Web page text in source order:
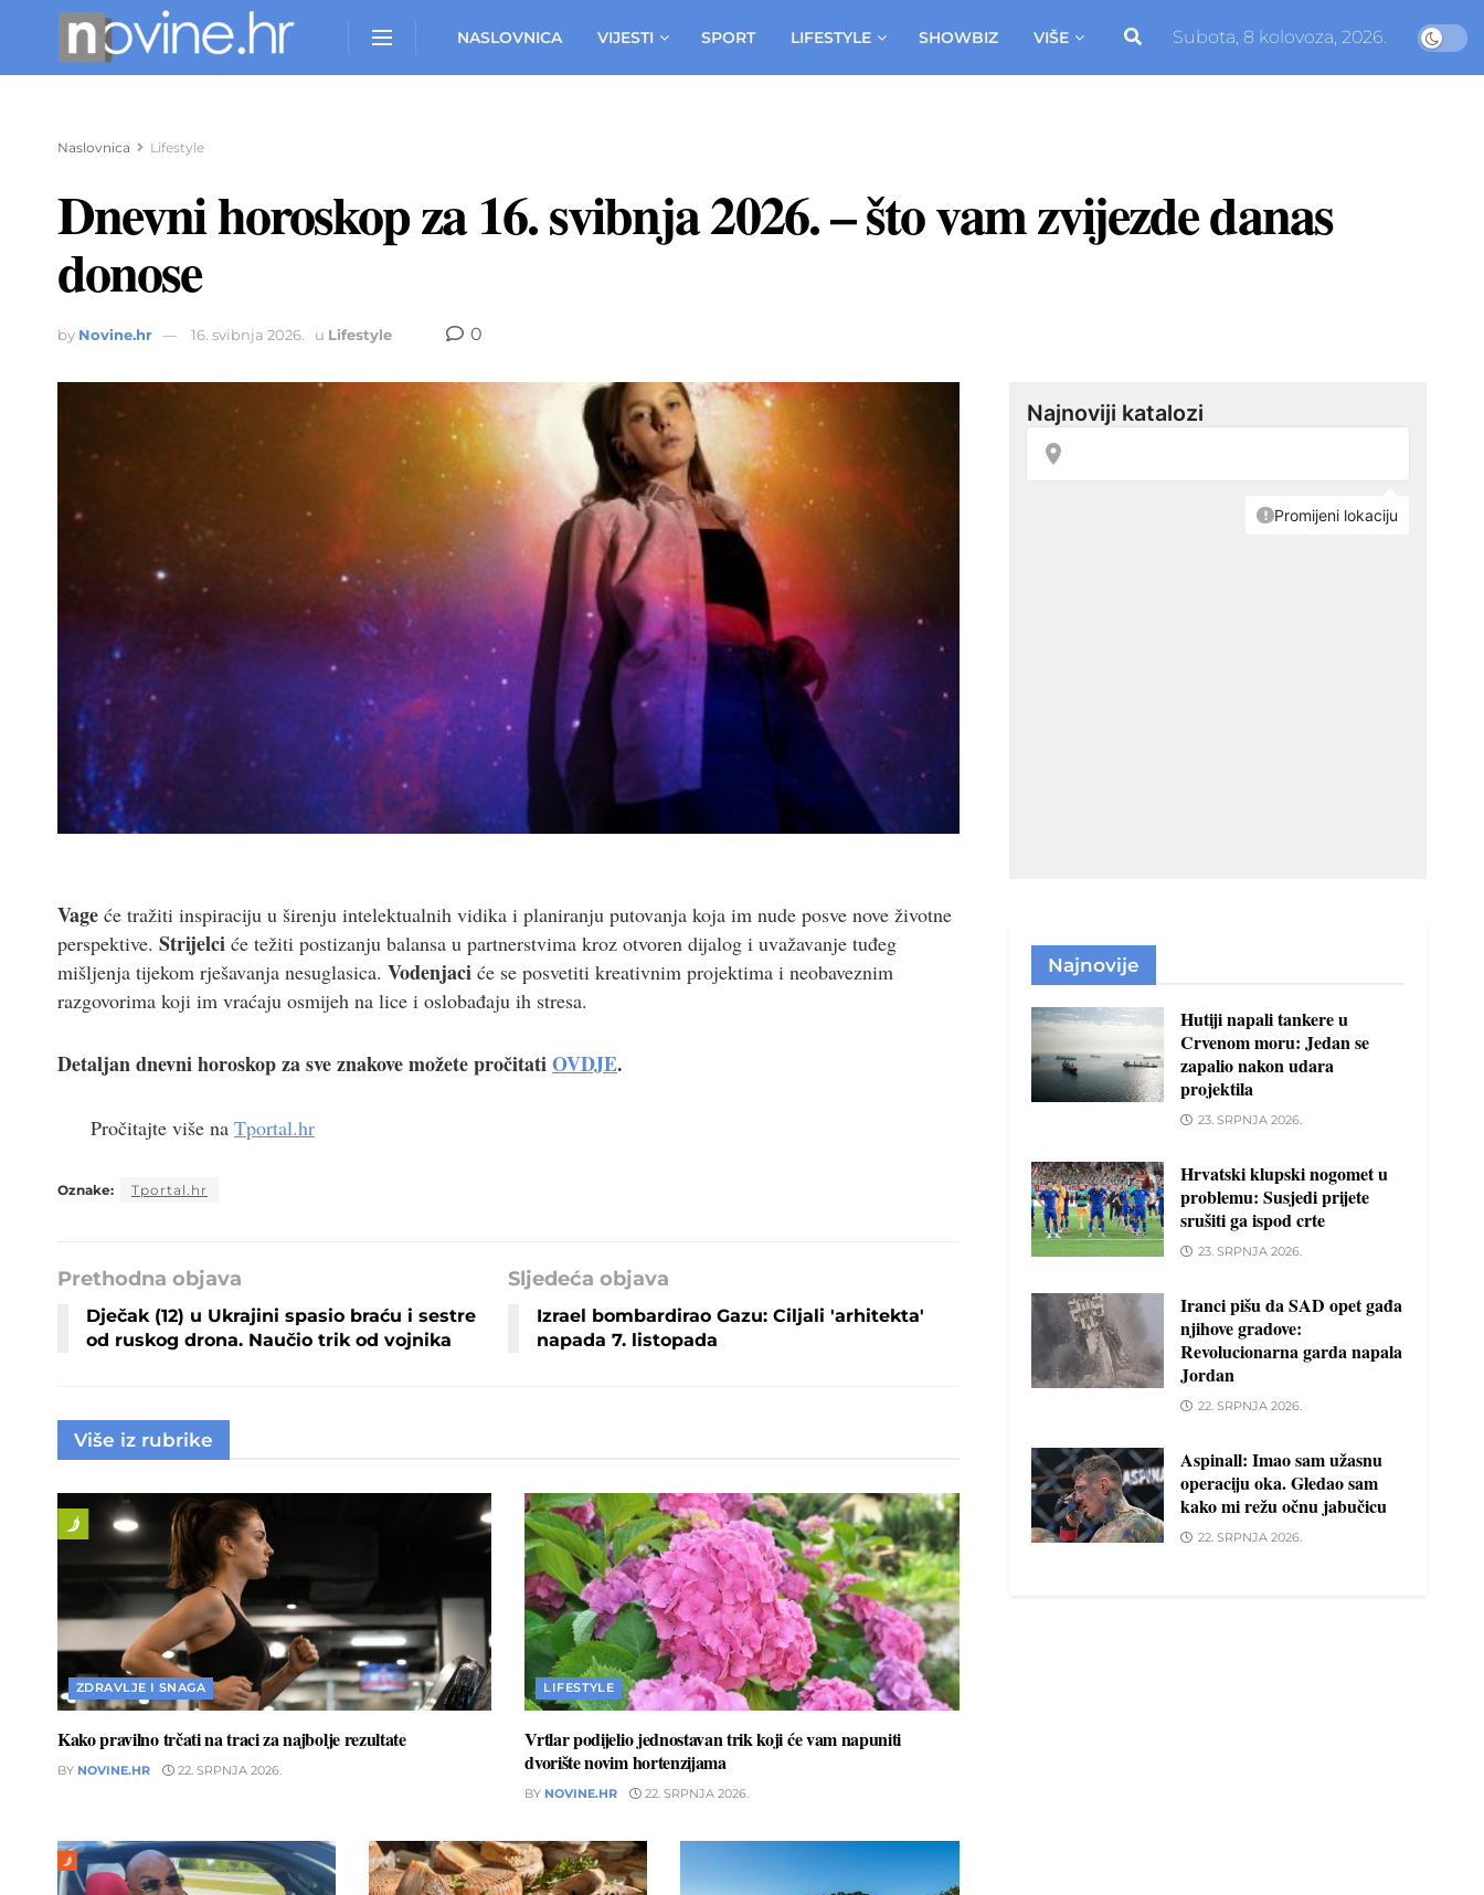
NASLOVNICA VIJESTI SPORT LIFESTYLE SHOWBIZ VIŠE Subota, 8 kolovoza, 2026.
Naslovnica Lifestyle
Dnevni horoskop za 16. svibnja 2026. – što vam zvijezde danas
donose
by Novine.hr 16. svibnja 2026. u Lifestyle 0
Vage će tražiti inspiraciju u širenju intelektualnih vidika i planiranju putovanja koja im nude posve nove životne
perspektive. Strijelci će težiti postizanju balansa u partnerstvima kroz otvoren dijalog i uvažavanje tuđeg
mišljenja tijekom rješavanja nesuglasica. Vodenjaci će se posvetiti kreativnim projektima i neobaveznim
razgovorima koji im vraćaju osmijeh na lice i oslobađaju ih stresa.
Detaljan dnevni horoskop za sve znakove možete pročitatiOVDJE.
Pročitajte više na Tportal.hr
Oznake: Tportal.hr
Prethodna objava
Dječak (12) u Ukrajini spasio braću i sestre
od ruskog drona. Naučio trik od vojnika
Sljedeća objava
Izrael bombardirao Gazu: Ciljali 'arhitekta'
napada 7. listopada
Više iz rubrike
ZDRAVLJE I SNAGA
Kako pravilno trčati na traci za najbolje rezultate
BY NOVINE.HR 22. SRPNJA 2026.
LIFESTYLE
Vrtlar podijelio jednostavan trik koji će vam napuniti
dvorište novim hortenzijama
BY NOVINE.HR 22. SRPNJA 2026.
Najnovije
Hutiji napali tankere u
Crvenom moru: Jedan se
zapalio nakon udara
projektila
23. SRPNJA 2026.
Hrvatski klupski nogomet u
problemu: Susjedi prijete
srušiti ga ispod crte
23. SRPNJA 2026.
Iranci pišu da SAD opet gađa
njihove gradove:
Revolucionarna garda napala
Jordan
22. SRPNJA 2026.
Aspinall: Imao sam užasnu
operaciju oka. Gledao sam
kako mi režu očnu jabučicu
22. SRPNJA 2026.